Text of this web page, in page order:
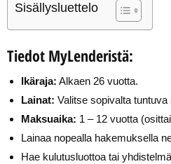
Sisällysluettelo
Tiedot MyLenderistä:
Ikäraja: Alkaen 26 vuotta.
Lainat: Valitse sopivalta
Maksuaika: 1 – 12 vuotta
Lainaa nopealla hakemuksella
Hae kulutusluottoa tai